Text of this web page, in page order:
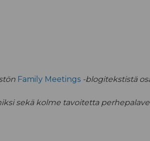
Family Meetings -blogitekstistä
sekä kolme tavoitetta